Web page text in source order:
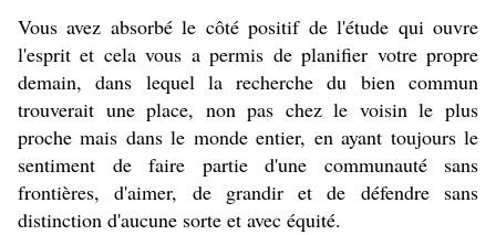
Vous avez absorbé le côté positif de l'étude qui ouvre
l'esprit et cela vous a permis de planifier votre propre
demain, dans lequel la recherche du bien commun
trouverait une place, non pas chez le voisin le plus
proche mais dans le monde entier, en ayant toujours le
sentiment de faire partie d'une communauté sans
frontières, d'aimer, de grandir et de défendre sans
distinction d'aucune sorte et avec équité.